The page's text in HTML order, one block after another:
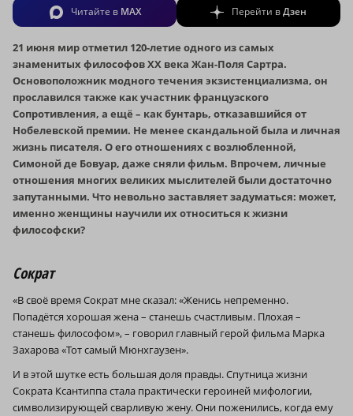
Читайте в MAX Перейти вДзен
21 июня мир отметил 120-летие одного из самых
знаменитых философов XX века Жан-Поля Сартра.
Основоположник модного течения экзистенциализма, он
прославился также как участник французского
Сопротивления, а ещё – как бунтарь, отказавшийся от
Нобелевской премии. Не менее скандальной была и личная
жизнь писателя. О его отношениях с возлюбленной,
Симоной де Бовуар, даже сняли фильм. Впрочем, личные
отношения многих великих мыслителей были достаточно
запутанными. Что невольно заставляет задуматься: может,
именно женщины научили их относиться к жизни
философски?
Сократ
«В своё время Сократ мне сказал: «Женись непременно.
Попадётся хорошая жена – станешь счастливым. Плохая –
станешь философом», – говорил главный герой фильма Марка
Захарова «Тот самый Мюнхгаузен».
И в этой шутке есть большая доля правды. Спутница жизни
Сократа Ксантиппа стала практически героиней мифологии,
символизирующей сварливую жену. Они поженились, когда ему